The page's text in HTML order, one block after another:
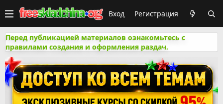
Вход Регистрация
Перед публикацией материалов ознакомьтесь с
правилами создания и оформления раздач.